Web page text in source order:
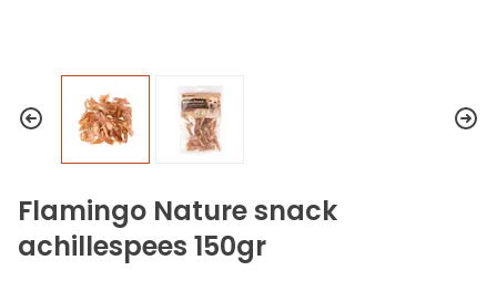
Flamingo Nature snack
achillespees 150gr